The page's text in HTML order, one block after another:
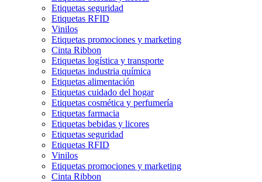
Etiquetas seguridad
Etiquetas RFID
Vinilos
Etiquetas promociones y marketing
Cinta Ribbon
Etiquetas logística y transporte
Etiquetas industria química
Etiquetas alimentación
Etiquetas cuidado del hogar
Etiquetas cosmética y perfumería
Etiquetas farmacia
Etiquetas bebidas y licores
Etiquetas seguridad
Etiquetas RFID
Vinilos
Etiquetas promociones y marketing
Cinta Ribbon